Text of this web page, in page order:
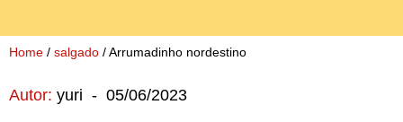
Cupcakes
Salgado
Home / salgado / Arrumadinho nordestino
Autor: yuri - 05/06/2023